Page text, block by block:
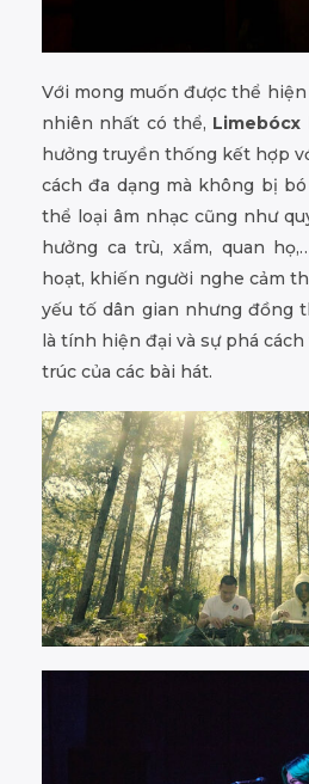
Với mong muốn được thể
nhiên nhất có thể, Limebócx
hưởng truyền thống kết hợp
cách đa dạng mà không bị
thể loại âm nhạc cũng như
hưởng ca trù, xẩm, quan
hoạt, khiến người nghe cảm
yếu tố dân gian nhưng đồng
là tính hiện đại và sự phá
trúc của các bài hát.